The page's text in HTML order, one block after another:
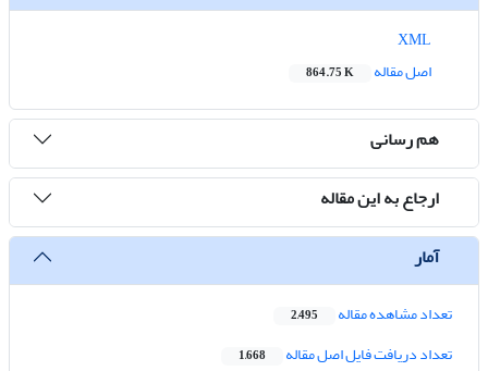
اصل مقاله
864.75 K
هم رسانی
ارجاع به این مقاله
آمار
تعداد مشاهده مقاله 2,495
تعداد دریافت فایل اصل مقاله 1,668